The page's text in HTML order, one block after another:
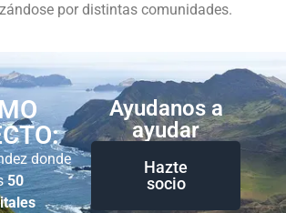
por distintas comunidades.
donde
50
Ayudanos a
ayudar
Hazte
socio